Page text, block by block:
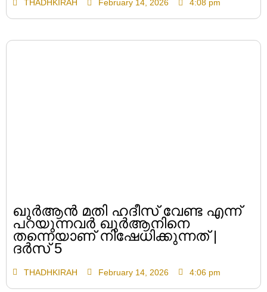
THADHKIRAH February 14, 2026 4:08 pm
ഖുർആൻ മതി ഹദീസ് വേണ്ട എന്ന്
പറയുന്നവർ ഖുർആനിനെ
തന്നെയാണ് നിഷേധിക്കുന്നത് |
ദർസ് 5
THADHKIRAH February 14, 2026 4:06 pm